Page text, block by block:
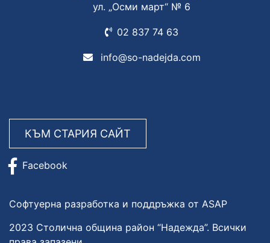
ул. „Осми март“ № 6
02 837 74 63
info@so-nadejda.com
КЪМ СТАРИЯ САЙТ
Facebook
Софтуерна разработка и поддръжка от ASAP
2023 Столична община район “Надежда”. Всички